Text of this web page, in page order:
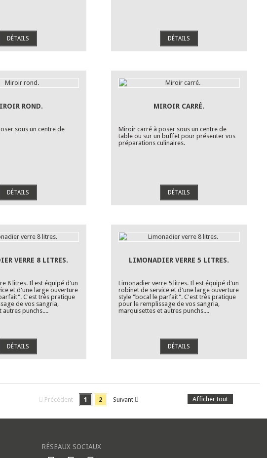
DÉTAILS DÉTAILS
ROND.
sous un centre de
DÉTAILS
MIROIR CARRÉ.
Miroir carré à poser sous un centre de
table ou sur un buffet pour présenter vos
préparations culinaires.
DÉTAILS
VERRE 8 LITRES.
8 litres. Il est équipé d'un
et d'une large ouverture
C'est très pratique
de vos sangria,
punchs....
DÉTAILS
LIMONADIER VERRE 5 LITRES.
Limonadier verre 5 litres. Il est équipé d'un
robinet de service et d'une large ouverture
style "bocal le parfait". C'est très pratique
pour le remplissage de vos sangria,
marquisettes et autres punchs....
DÉTAILS
Afficher tout
Précédent 1 2 Suivant
RÉSEAUX SOCIAUX